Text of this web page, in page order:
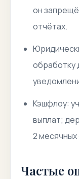
он
отчётах.
обработку
Кэшфлоу:
выплат;
2
Частые